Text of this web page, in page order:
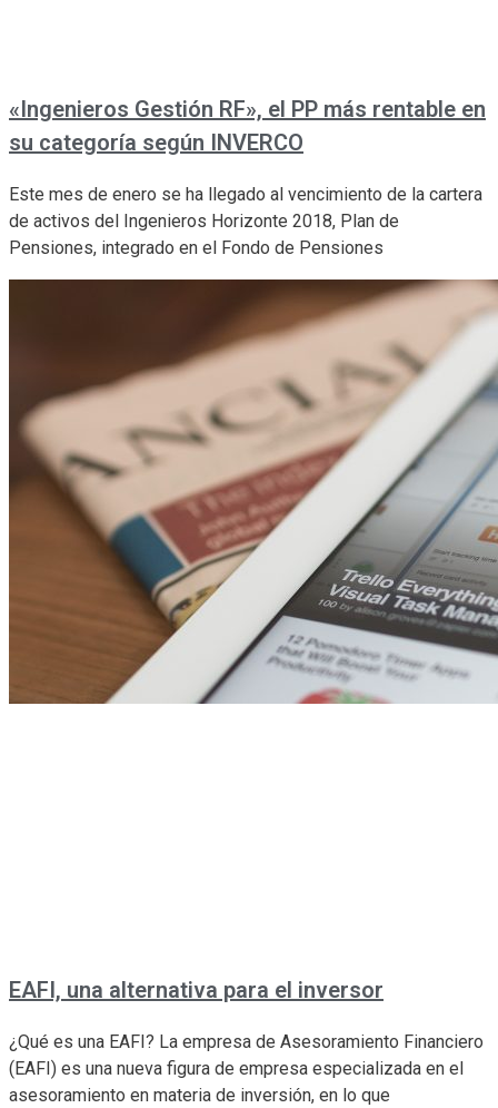
«Ingenieros Gestión RF», el PP más rentable en
su categoría según INVERCO
Este mes de enero se ha llegado al vencimiento de la cartera
de activos del Ingenieros Horizonte 2018, Plan de
Pensiones, integrado en el Fondo de Pensiones
EAFI, una alternativa para el inversor
¿Qué es una EAFI? La empresa de Asesoramiento Financiero
(EAFI) es una nueva figura de empresa especializada en el
asesoramiento en materia de inversión, en lo que